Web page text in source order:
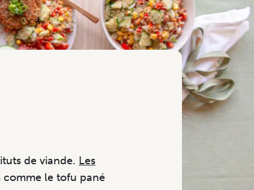
de viande. Les
le tofu pané